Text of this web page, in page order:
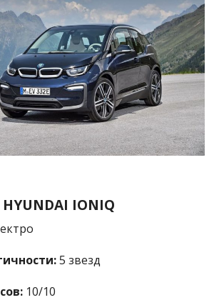
HYUNDAI IONIQ
5 звезд
10/10